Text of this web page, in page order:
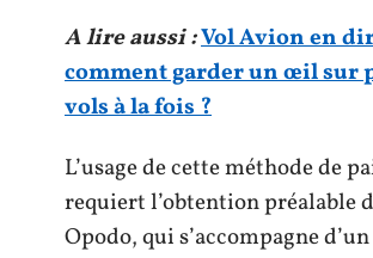
A lire aussi :Vol Avion en
comment garder un œil sur
vols à la fois ?
L’usage de cette méthode de
requiert l’obtention préalable
Opodo, qui s’accompagne